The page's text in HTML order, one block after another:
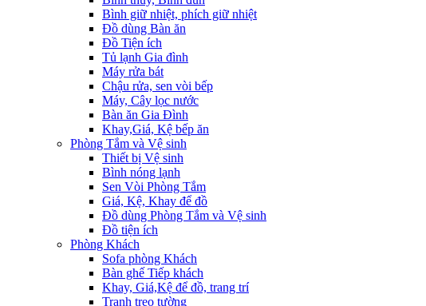
Bình giữ nhiệt, phích giữ nhiệt
Đồ dùng Bàn ăn
Đồ Tiện ích
Tủ lạnh Gia đình
Máy rửa bát
Chậu rửa, sen vòi bếp
Máy, Cây lọc nước
Bàn ăn Gia Đình
Khay,Giá, Kệ bếp ăn
Phòng Tắm và Vệ sinh
Thiết bị Vệ sinh
Bình nóng lạnh
Sen Vòi Phòng Tắm
Giá, Kệ, Khay để đồ
Đồ dùng Phòng Tắm và Vệ sinh
Đồ tiện ích
Phòng Khách
Sofa phòng Khách
Bàn ghế Tiếp khách
Khay, Giá,Kệ để đồ, trang trí
Tranh treo tường